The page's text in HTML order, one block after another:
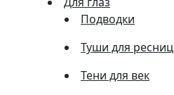
Подводки
Туши для ресниц
Тени для век